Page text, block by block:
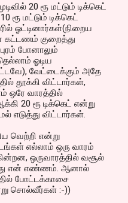
20 ரூ மட்டும் டிக்கெட்
ரூ மட்டும் டிக்கெட்
ஓட்டினார்கள்(நிறைய
கட்டணம் குறைத்து
போனாலும்
ஓடிய
வேட்டைக்கும் அதே
தூக்கி விட்டார்கள்,
ஒரே வாரத்தில்
20 ரூ டிக்கெட் என்று
எடுத்து விட்டார்கள்.
வெற்றி என்று
எல்லாம் ஒரு வாரம்
ஒருவாரத்தில் வசூல்
என் எண்ணம். ஆனால்
போட்டக்காசை
சொல்வீர்கள் :-))